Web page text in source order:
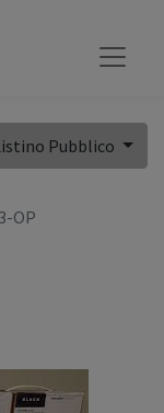
Pubblico
OP